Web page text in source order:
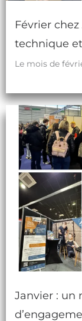
Février chez
technique
Le mois de
Janvier : un